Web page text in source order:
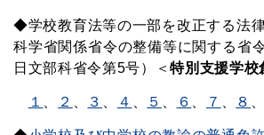
◆学校教育法等の一部を改正する法
科学省関係省令の整備等に関する省
日文部科省令第5号）＜特別支援学校
１ ２ ３ ４ ５ ６ ７ ８